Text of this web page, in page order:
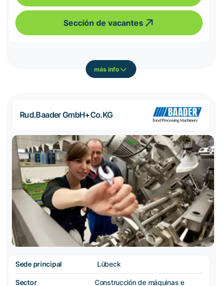
Sección de vacantes
más info
Rud.Baader GmbH+Co.KG
Sede principal Lübeck
Sector
Construcción de máquinas e